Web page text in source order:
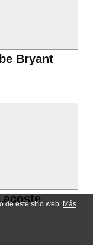
Bryant
de este sitio web. Más